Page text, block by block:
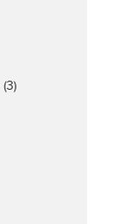
(3)